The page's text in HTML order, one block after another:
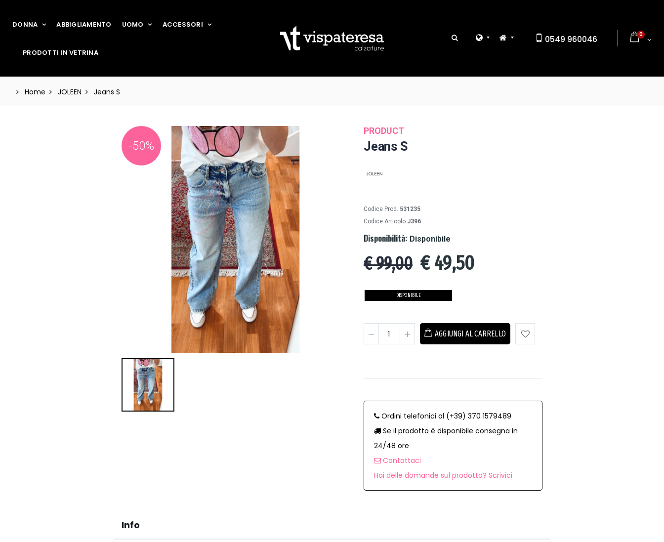
DONNA ABBIGLIAMENTO UOMO ACCESSORI
PRODOTTI IN VETRINA
0549 960046 0
Home JOLEEN Jeans S
-50%
PRODUCT
Jeans S
Codice Prod.:531235
Codice Articolo:J396
Disponibilità: Disponibile
€ 99,00 €49,50
DISPONIBILE
AGGIUNGI AL CARRELLO
Ordini telefonici al (+39) 370 1579489
Se il prodotto è disponibile consegna in
24/48 ore
Contattaci
Hai delle domande sul prodotto? Scrivici
Info